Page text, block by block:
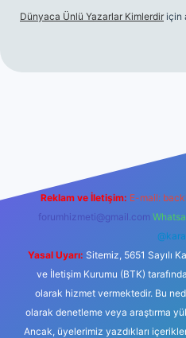
Dünyaca Ünlü Yazarlar Kimlerdir için
Reklam ve İletişim: E-mail:
forumhizmeti@gmail.com
Yasal Uyarı: Sitemiz, 5651 Sayılı
ve İletişim Kurumu (BTK)
olarak hizmet vermektedir. Bu
olarak denetleme veya araştırma
Ancak, üyelerimiz yazdıkları